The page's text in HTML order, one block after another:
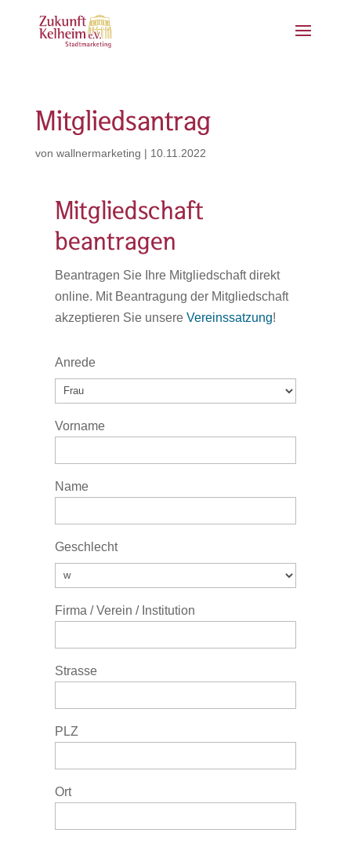
Mitgliedsantrag
von wallnermarketing | 10.11.2022
Mitgliedschaft
beantragen
Beantragen Sie Ihre Mitgliedschaft direkt
online. Mit Beantragung der Mitgliedschaft
akzeptieren Sie unsere Vereinssatzung!
Anrede
Vorname
Name
Geschlecht
Firma / Verein / Institution
Strasse
PLZ
Ort